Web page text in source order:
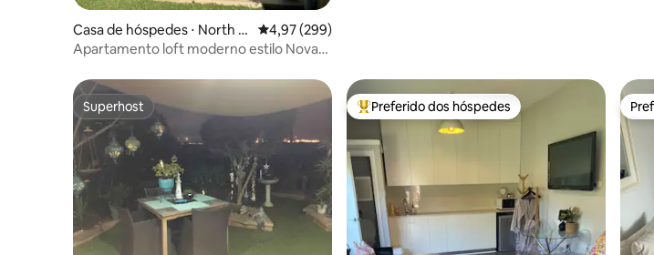
Casa de hóspedes ⋅ North S
ydney
4,97 de uma avaliação média de 5, 299 avaliações
4,97 (299)
Apartamento loft moderno estilo Nova
Superhost
Superhost Entre os melhores preferidos dos hóspedes
Preferido dos hóspedes